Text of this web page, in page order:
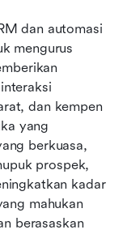
dan automasi
mengurus
dan kempen
yang
berkuasa,
prospek,
kadar
mahukan
berasaskan